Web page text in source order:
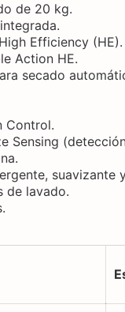
de 20 kg.
Efficiency (HE).
Action HE.
secado
Control.
Sensing
suavizante
de lavado.